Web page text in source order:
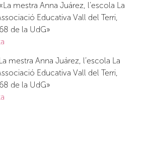
«La mestra Anna Juárez, l’escola La
Educativa Vall del Terri,
de la UdG»
mestra Anna Juárez, l’escola La
Educativa Vall del Terri,
de la UdG»